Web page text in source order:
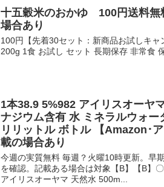
十五穀米のおかゆ 100円送料無
場合あり
100円【先着30セット：新商品お試しキ
200g 1食 お試し セット 長期保存 非常食
1本38.9 5%982 アイリスオーヤ
ナジウム含有 水 ミネラルウォー
リリットル ボトル 【Amazon･
載の場合あり
今週の実質無料 毎週？火曜10時更新。早
を確認。記載ある場合は対象【B】【B】
アイリスオーヤマ 天然水 500m...